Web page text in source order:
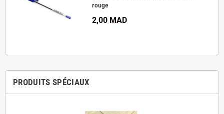
rouge
2,00 MAD
PRODUITS SPÉCIAUX